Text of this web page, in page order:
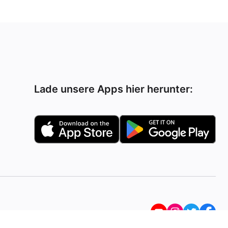
Lade unsere Apps hier herunter: